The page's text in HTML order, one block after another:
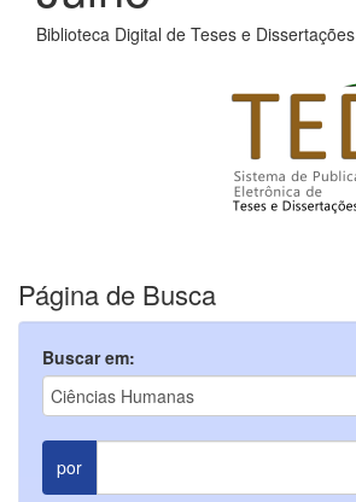
Biblioteca Digital de Teses e Dissertações
Página de Busca
Buscar em:
por